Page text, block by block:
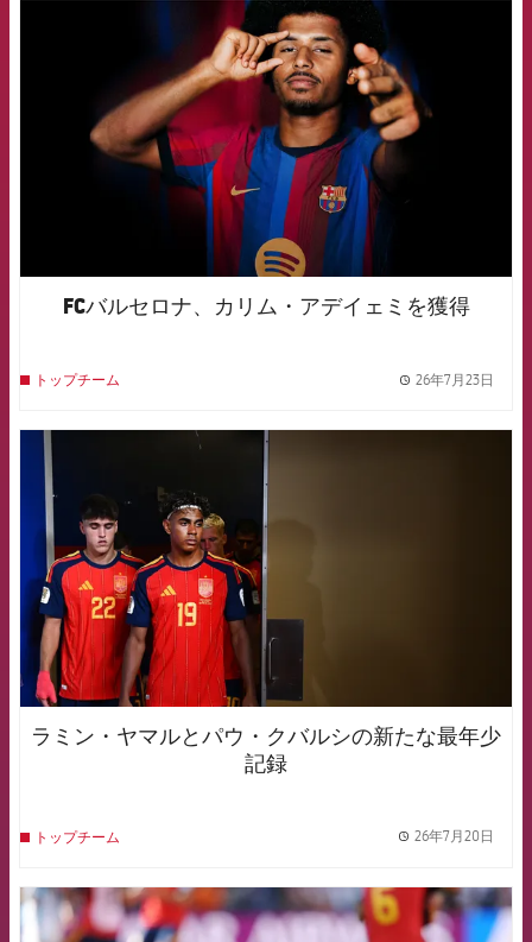
FCB Barcelona badge
FCバルセロナ、カリム・アデイェミを獲得
トップチーム 26年7月23日
FCB Barcelona badge
ラミン・ヤマルとパウ・クバルシの新たな最年少
記録
トップチーム 26年7月20日
FCB Barcelona badge